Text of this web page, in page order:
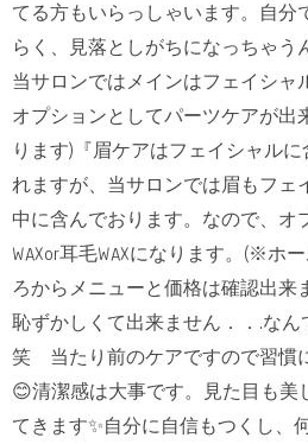
てる方もいらっしゃいます。自分
らく、見落としがちになっちゃう
当サロンではメインはフェイシャ
オプションとしてパーツケアが出
ります)『眉ケアはフェイシャル
れますが、当サロンでは眉もフェ
中に含んでおります。なので、オ
WAXor耳毛WAXになります。(※ホ
ろからメニューと価格は確認出来
恥ずかしくて出来ません．．.な
笑 当たり前のケアですので習慣
😊清潔感は大事です。見た目も美
てきます✨自分に自信もつくし、